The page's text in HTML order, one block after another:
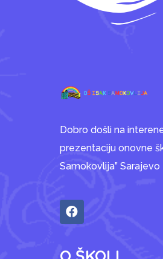
Dobro došli na
prezentaciju onovne
Samokovlija” Sarajevo